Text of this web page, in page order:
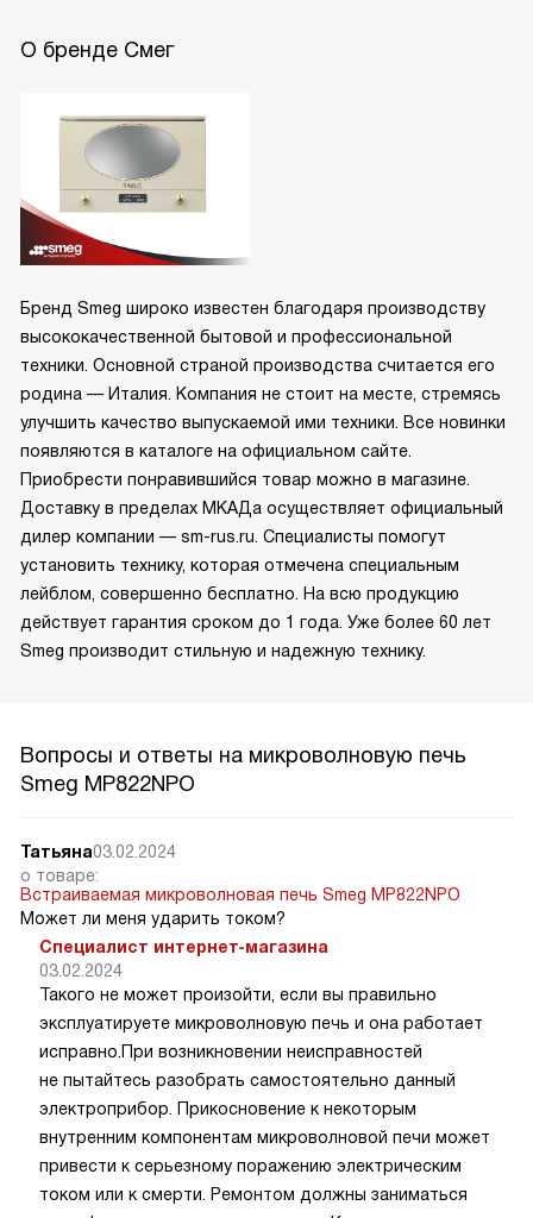
О бренде Смег
Бренд Smeg широко известен благодаря производству
высококачественной бытовой и профессиональной
техники. Основной страной производства считается его
родина — Италия. Компания не стоит на месте, стремясь
улучшить качество выпускаемой ими техники. Все новинки
появляются в каталоге на официальном сайте.
Приобрести понравившийся товар можно в магазине.
Доставку в пределах МКАДа осуществляет официальный
дилер компании — sm-rus.ru. Специалисты помогут
установить технику, которая отмечена специальным
лейблом, совершенно бесплатно. На всю продукцию
действует гарантия сроком до 1 года. Уже более 60 лет
Smeg производит стильную и надежную технику.
Вопросы и ответы на микроволновую печь
Smeg MP822NPO
Татьяна03.02.2024
о товаре:
Встраиваемая микроволновая печь Smeg MP822NPO
Может ли меня ударить током?
Специалист интернет-магазина
03.02.2024
Такого не может произойти, если вы правильно
эксплуатируете микроволновую печь и она работает
исправно.При возникновении неисправностей
не пытайтесь разобрать самостоятельно данный
электроприбор. Прикосновение к некоторым
внутренним компонентам микроволновой печи может
привести к серьезному поражению электрическим
током или к смерти. Ремонтом должны заниматься